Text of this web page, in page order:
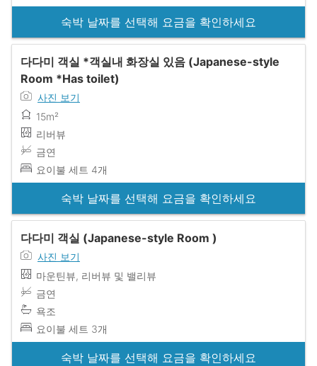
숙박 날짜를 선택해 요금을 확인하세요
다다미 객실 *객실내 화장실 있음 (Japanese-style
Room *Has toilet)
사진 보기
15m²
리버뷰
금연
요이불 세트 4개
숙박 날짜를 선택해 요금을 확인하세요
다다미 객실 (Japanese-style Room )
사진 보기
마운틴뷰, 리버뷰 및 밸리뷰
금연
욕조
요이불 세트 3개
숙박 날짜를 선택해 요금을 확인하세요